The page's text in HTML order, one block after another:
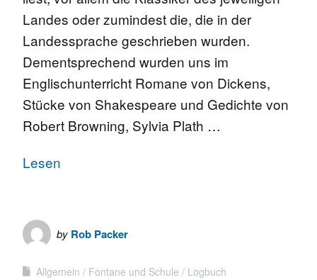
Landes oder zumindest die, die in der
Landessprache geschrieben wurden.
Dementsprechend wurden uns im
Englischunterricht Romane von Dickens,
Stücke von Shakespeare und Gedichte von
Robert Browning, Sylvia Plath …
Lesen
by Rob Packer
Allgemein Fontane und Schule Logbuch